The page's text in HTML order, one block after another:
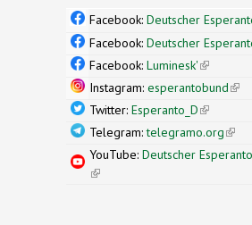
Facebook: Deutscher
Facebook: Deutscher
Facebook: Luminesk'(link is
Instagram: esperantobund
Twitter: Esperanto_D(link is
Telegram:telegramo.org(link
YouTube: Deutscher
(link is external)